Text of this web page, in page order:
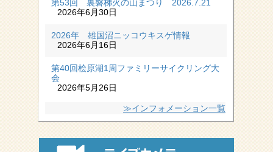
第53回 裏磐梯火の山まつり 2026.7.21
2026年6月30日
2026年 雄国沼ニッコウキスゲ情報
2026年6月16日
第40回桧原湖1周ファミリーサイクリング大
会
2026年5月26日
≫インフォメーション一覧